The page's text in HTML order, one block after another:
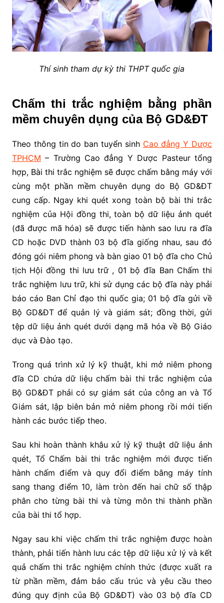
Thí sinh tham dự kỳ thi THPT quốc gia
Chấm thi trắc nghiệm bằng phần
mềm chuyên dụng của Bộ GD&ĐT
Theo thông tin do ban tuyển sinh Cao đẳng Y Dược
TPHCM – Trường Cao đẳng Y Dược Pasteur tổng
hợp, Bài thi trắc nghiệm sẽ được chấm bằng máy với
cùng một phần mềm chuyên dụng do Bộ GD&ĐT
cung cấp. Ngay khi quét xong toàn bộ bài thi trắc
nghiệm của Hội đồng thi, toàn bộ dữ liệu ảnh quét
(đã được mã hóa) sẽ được tiến hành sao lưu ra đĩa
CD hoặc DVD thành 03 bộ đĩa giống nhau, sau đó
đóng gói niêm phong và bàn giao 01 bộ đĩa cho Chủ
tịch Hội đồng thi lưu trữ , 01 bộ đĩa Ban Chấm thi
trắc nghiệm lưu trữ, khi sử dụng các bộ đĩa này phải
báo cáo Ban Chỉ đạo thi quốc gia; 01 bộ đĩa gửi về
Bộ GD&ĐT để quản lý và giám sát; đồng thời, gửi
tệp dữ liệu ảnh quét dưới dạng mã hóa về Bộ Giáo
dục và Đào tạo.
Trong quá trình xử lý kỹ thuật, khi mở niêm phong
đĩa CD chứa dữ liệu chấm bài thi trắc nghiệm của
Bộ GD&ĐT phải có sự giám sát của công an và Tổ
Giám sát, lập biên bản mở niêm phong rồi mới tiến
hành các bước tiếp theo.
Sau khi hoàn thành khâu xử lý kỹ thuật dữ liệu ảnh
quét, Tổ Chấm bài thi trắc nghiệm mới được tiến
hành chấm điểm và quy đổi điểm bằng máy tính
sang thang điểm 10, làm tròn đến hai chữ số thập
phân cho từng bài thi và từng môn thi thành phần
của bài thi tổ hợp.
Ngay sau khi việc chấm thi trắc nghiệm được hoàn
thành, phải tiến hành lưu các tệp dữ liệu xử lý và kết
quả chấm thi trắc nghiệm chính thức (được xuất ra
từ phần mềm, đảm bảo cấu trúc và yêu cầu theo
đúng quy định của Bộ GD&ĐT) vào 03 bộ đĩa CD